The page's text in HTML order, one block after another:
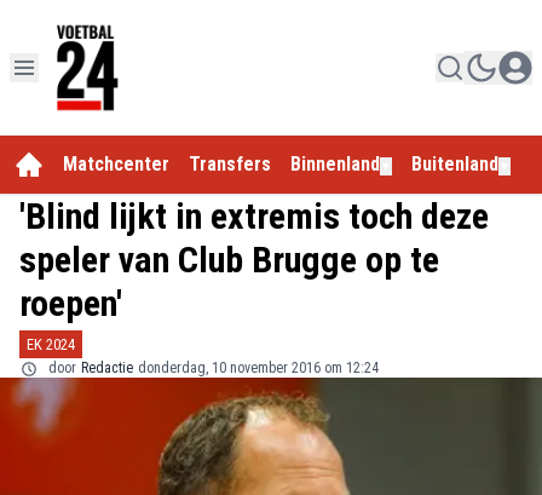
Matchcenter Transfers Binnenland Buitenland
'Blind lijkt in extremis toch deze
speler van Club Brugge op te
roepen'
EK 2024
door Redactie donderdag, 10 november 2016 om 12:24